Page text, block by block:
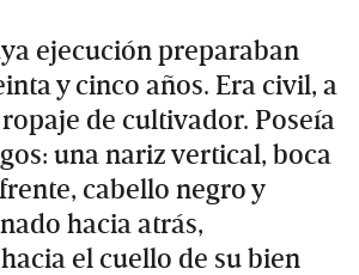
ejecución preparaban
y cinco años. Era civil, a
de cultivador. Poseía
una nariz vertical, boca
cabello negro y
hacia atrás,
el cuello de su bien